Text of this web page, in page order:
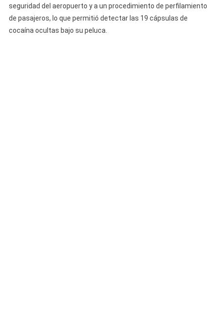
seguridad del aeropuerto y a un procedimiento de perfilamiento
de pasajeros, lo que permitió detectar las 19 cápsulas de
cocaína ocultas bajo su peluca.